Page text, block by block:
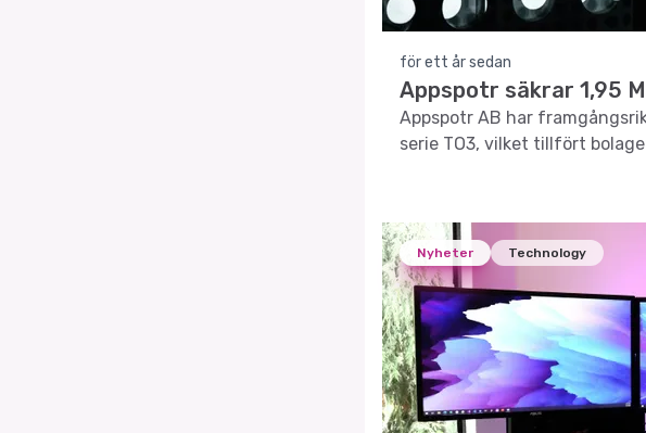
för ett år sedan
Appspotr säkrar 1,95
Appspotr AB har
serie TO3, vilket tillfört
Nyheter Technology